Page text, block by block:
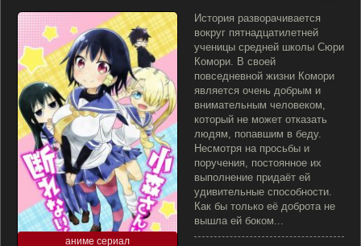
аниме сериал
История разворачивается
вокруг пятнадцатилетней
ученицы средней школы Сюри
Комори. В своей
повседневной жизни Комори
является очень добрым и
внимательным человеком,
который не может отказать
людям, попавшим в беду.
Несмотря на просьбы и
поручения, постоянное их
выполнение придаёт ей
удивительные способности.
Как бы только её доброта не
вышла ей боком...